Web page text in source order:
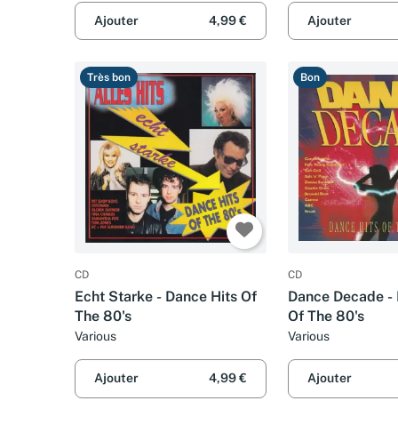
Ajouter 4,99 € Ajouter
Très bon
CD
Echt Starke - Dance Hits Of
The 80's
Various
Ajouter 4,99 €
Bon
CD
Dance Decade -
Of The 80's
Various
Ajouter